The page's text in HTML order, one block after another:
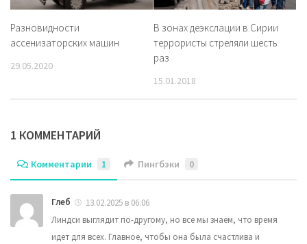
Разновидности
ассенизаторских машин
29.05.2020
В зонах деэкслации в Сирии
террористы стреляли шесть
раз
15.01.2018
1 КОММЕНТАРИЙ
Комментарии 1 Пингбэки 0
Глеб
13.02.2025 в 06:06
Линдси выглядит по-другому, но все мы знаем, что время
идет для всех. Главное, чтобы она была счастлива и